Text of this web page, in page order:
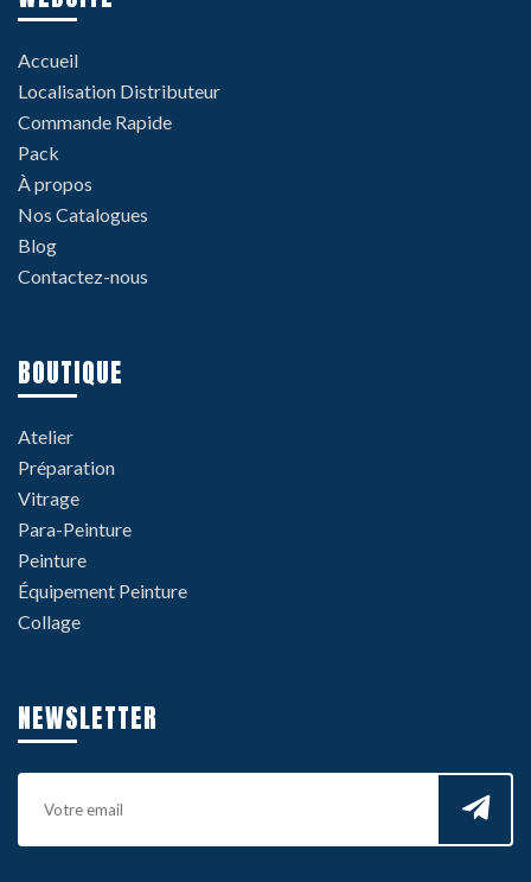
Accueil
Localisation Distributeur
Commande Rapide
Pack
À propos
Nos Catalogues
Blog
Contactez-nous
BOUTIQUE
Atelier
Préparation
Vitrage
Para-Peinture
Peinture
Équipement Peinture
Collage
NEWSLETTER